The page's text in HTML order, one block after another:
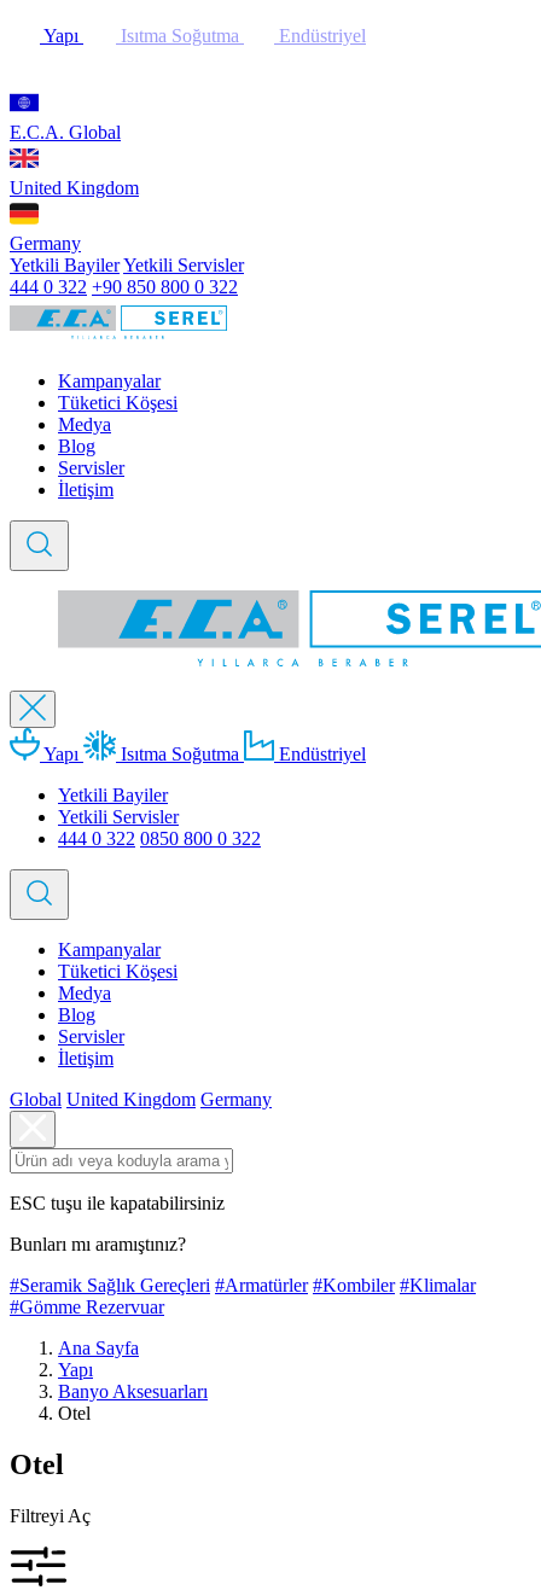
Yapı Isıtma Soğutma Endüstriyel
E.C.A. Global
United Kingdom
Germany
Yetkili BayilerYetkili Servisler
444 0 322 +90 850 800 0 322
Kampanyalar
Tüketici Köşesi
Medya
Blog
Servisler
İletişim
Yapı Isıtma Soğutma
Endüstriyel
Yetkili Bayiler
Yetkili Servisler
444 0 322 0850 800 0 322
Kampanyalar
Tüketici Köşesi
Medya
Blog
Servisler
İletişim
Global United Kingdom Germany
ESC tuşu ile kapatabilirsiniz
Bunları mı aramıştınız?
#Seramik Sağlık Gereçleri #Armatürler #Kombiler #Klimalar
#Gömme Rezervuar
Ana Sayfa
Yapı
Banyo Aksesuarları
Otel
Otel
Filtreyi Aç